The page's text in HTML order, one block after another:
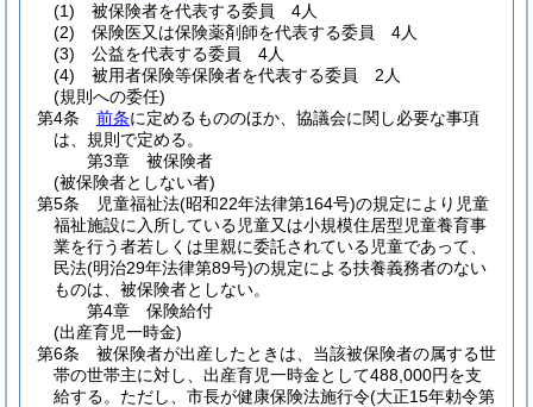
(1)
被保険者を代表する委員 4人
(2)
保険医又は保険薬剤師を代表する委員 4人
(3)
公益を代表する委員 4人
(4)
被用者保険等保険者を代表する委員 2人
(規則への委任)
第4条
前条に定めるもののほか、協議会に関し必要な事項
は、規則で定める。
第3章
被保険者
(被保険者としない者)
第5条
児童福祉法(昭和22年法律第164号)の規定により児童
福祉施設に入所している児童又は小規模住居型児童養育事
業を行う者若しくは里親に委託されている児童であって、
民法(明治29年法律第89号)の規定による扶養義務者のない
ものは、被保険者としない。
第4章
保険給付
(出産育児一時金)
第6条
被保険者が出産したときは、当該被保険者の属する世
帯の世帯主に対し、出産育児一時金として488,000円を支
給する。 ただし、市長が健康保険法施行令(大正15年勅令第